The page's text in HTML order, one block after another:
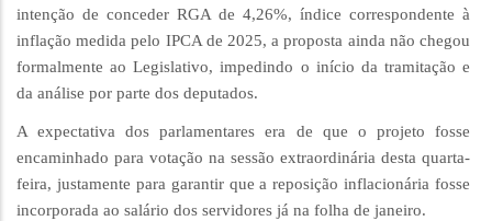
intenção de conceder RGA de 4,26%, índice correspondente à
inflação medida pelo IPCA de 2025, a proposta ainda não chegou
formalmente ao Legislativo, impedindo o início da tramitação e
da análise por parte dos deputados.
A expectativa dos parlamentares era de que o projeto fosse
encaminhado para votação na sessão extraordinária desta quarta-
feira, justamente para garantir que a reposição inflacionária fosse
incorporada ao salário dos servidores já na folha de janeiro.